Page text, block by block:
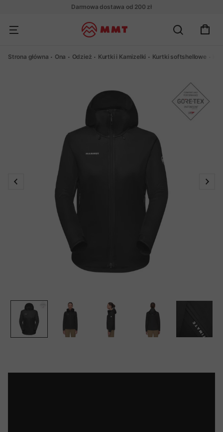
Darmowa dostawa od 200 zł
Strona główna Ona Odzież Kurtki i Kamizelki Kurtki softshellowe